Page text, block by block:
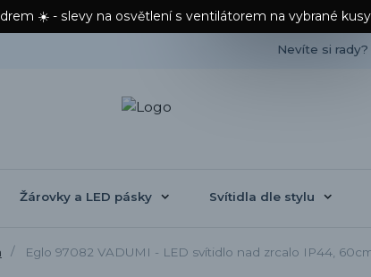
☀️ - slevy na osvětlení s ventilátorem na vybrané
Nevíte si
Žárovky a LED pásky Svítidla dle stylu
Eglo 97082 VADUMI - LED svítidlo nad zrcalo IP44,